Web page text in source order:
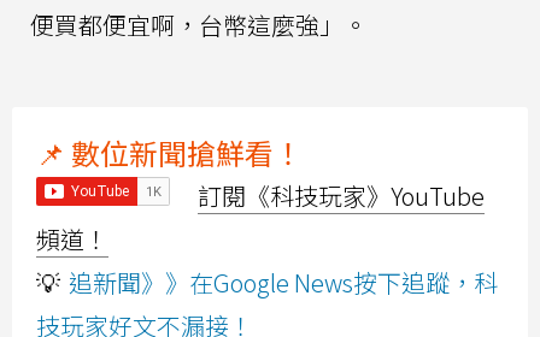
便買都便宜啊，台幣這麼強」。
📌 數位新聞搶鮮看！
訂閱《科技玩家》YouTube
頻道！
💡 追新聞》》在Google News按下追蹤，科
技玩家好文不漏接！